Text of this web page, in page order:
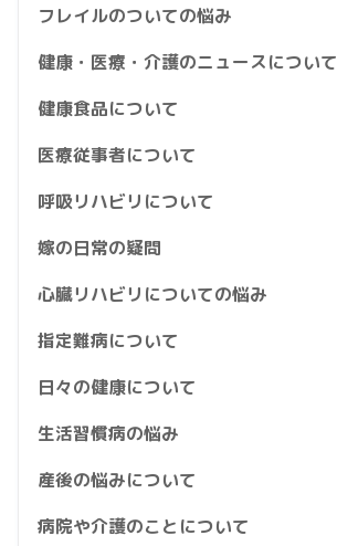
フレイルのついての悩み
健康・医療・介護のニュースについて
健康食品について
医療従事者について
呼吸リハビリについて
嫁の日常の疑問
心臓リハビリについての悩み
指定難病について
日々の健康について
生活習慣病の悩み
産後の悩みについて
病院や介護のことについて